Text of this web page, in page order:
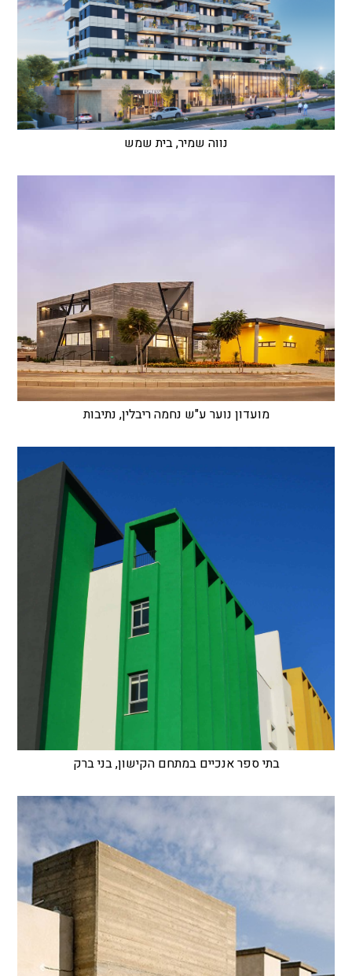
נווה שמיר, בית שמש
מועדון נוער ע"ש נחמה ריבלין, נתיבות
בתי ספר אנכיים במתחם הקישון, בני ברק